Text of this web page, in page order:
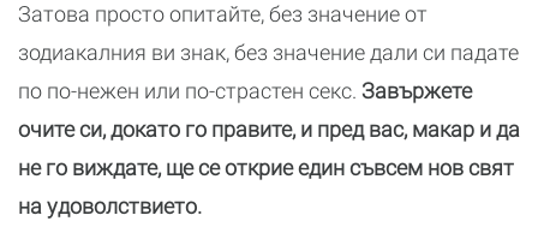
Затова просто опитайте, без значение от
зодиакалния ви знак, без значение дали си падате
по по-нежен или по-страстен секс. Завържете
очите си, докато го правите, и пред вас, макар и да
не го виждате, ще се открие един съвсем нов свят
на удоволствието.